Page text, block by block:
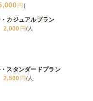
円
カジュアルプラン
2,000 円/人
スタンダードプラン
2,500 円/人